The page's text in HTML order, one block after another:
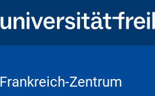
Frankreich-Zentrum